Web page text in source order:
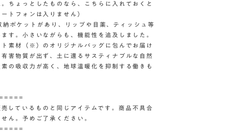
ちょっとしたものなら、こちらに入れておくと
トフォンは入りません）
ポケットがあり、リップや目薬、ティッシュ等
す。小さいながらも、機能性を追及しました。
ト素材（※）のオリジナルバッグに包んでお届け
害物質が出ず、土に還るサスティナブルな自然
の吸収力が高く、地球温暖化を抑制する働きも
しているものと同じアイテムです。商品不具合
ん。予めご了承ください。